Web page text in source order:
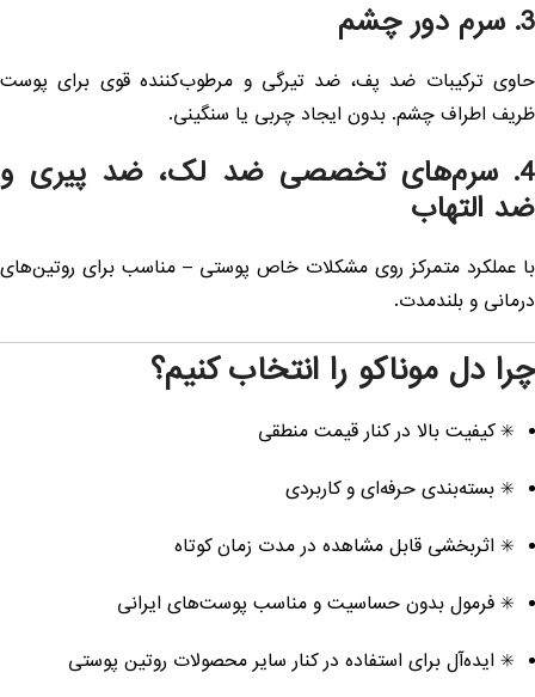
3. سرم دور چشم
حاوی ترکیبات ضد پف، ضد تیرگی و مرطوب‌کننده قوی برای پوست
ظریف اطراف چشم. بدون ایجاد چربی یا سنگینی.
4. سرم‌های تخصصی ضد لک، ضد پیری و
ضد التهاب
با عملکرد متمرکز روی مشکلات خاص پوستی – مناسب برای روتین‌های
درمانی و بلندمدت.
چرا دل موناکو را انتخاب کنیم؟
✳️ کیفیت بالا در کنار قیمت منطقی
✳️ بسته‌بندی حرفه‌ای و کاربردی
✳️ اثربخشی قابل مشاهده در مدت زمان کوتاه
✳️ فرمول بدون حساسیت و مناسب پوست‌های ایرانی
✳️ ایده‌آل برای استفاده در کنار سایر محصولات روتین پوستی